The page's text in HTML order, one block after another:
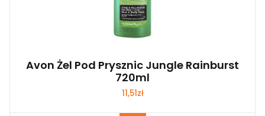
Avon Żel Pod Prysznic Jungle Rainburst
720ml
11,51zł